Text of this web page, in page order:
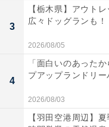
・15円（十分なご縁
・20円（二重に縁が
・41円（始終いい縁
・45円（始終ご縁が
・115円（いいご縁
・415円（良いご縁
3
【栃木県】アウト
広々ドッグランも！
2026/08/05
4
「面白いのあった
プアップランドリー
2026/08/03
【羽田空港周辺】